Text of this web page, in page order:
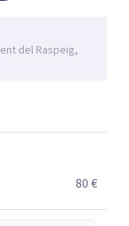
y plenitud.
del Raspeig,
80 €